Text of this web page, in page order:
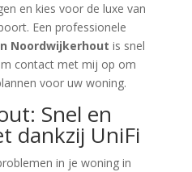
en kies voor de luxe van
Een professionele
Noordwijkerhout is snel
contact met mij op om
voor uw woning.
Snel en
dankzij UniFi
in je woning in